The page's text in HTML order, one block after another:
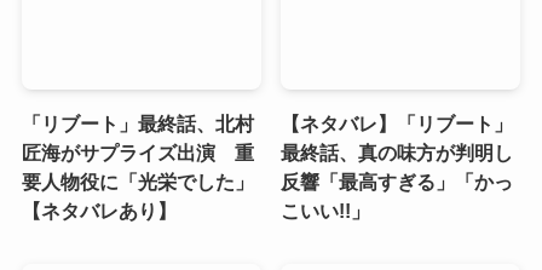
「リブート」最終話、北村
匠海がサプライズ出演 重
要人物役に「光栄でした」
【ネタバレあり】
【ネタバレ】「リブート」
最終話、真の味方が判明し
反響「最高すぎる」「かっ
こいい!!」